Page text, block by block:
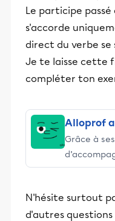
Le participe
s'accorde
direct du verbe se
Je te laisse cette
compléter ton
Alloprof
Grâce à
stimulants,
éducative.
N'hésite surtout
d'autres questions